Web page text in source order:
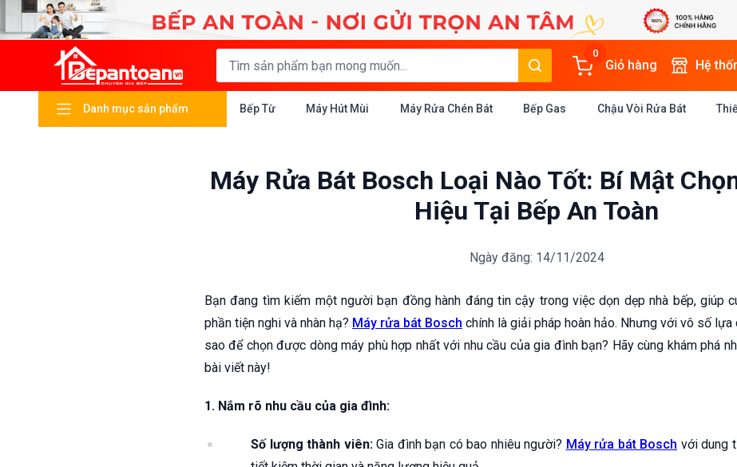
0
Giỏ hàng Hệ
Danh mục sản phẩm Bếp Từ Máy Hút Mùi Máy Rửa Chén Bát Bếp Gas Chậu Vòi Rửa Bát
Máy Rửa Bát Bosch Loại Nào Tốt: Bí Mật
Hiệu Tại Bếp An Toàn
Ngày đăng: 14/11/2024
Bạn đang tìm kiếm một người bạn đồng hành đáng tin cậy trong việc dọn dẹp nhà bếp, giúp
phần tiện nghi và nhàn hạ? Máy rửa bát Bosch chính là giải pháp hoàn hảo. Nhưng với vô số
sao để chọn được dòng máy phù hợp nhất với nhu cầu của gia đình bạn? Hãy cùng khám phá
bài viết này!
1. Nắm rõ nhu cầu của gia đình:
Số lượng thành viên:Gia đình bạn có bao nhiêu người? Máy rửa bát Bosch với dung